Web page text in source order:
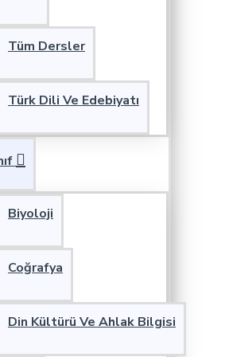
Tüm Dersler
Türk Dili Ve Edebiyatı
Biyoloji
Coğrafya
Din Kültürü Ve Ahlak Bilgisi